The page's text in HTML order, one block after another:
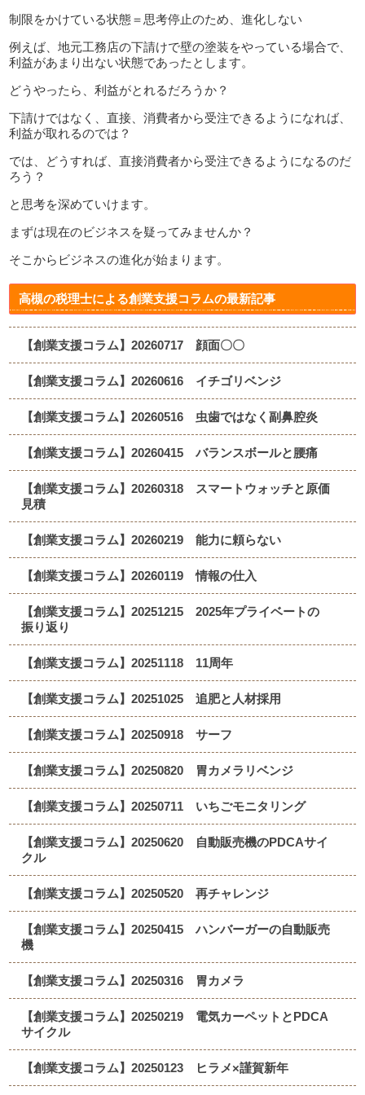
制限をかけている状態＝思考停止のため、進化しない
例えば、地元工務店の下請けで壁の塗装をやっている場合で、
利益があまり出ない状態であったとします。
どうやったら、利益がとれるだろうか？
下請けではなく、直接、消費者から受注できるようになれば、
利益が取れるのでは？
では、どうすれば、直接消費者から受注できるようになるのだ
ろう？
と思考を深めていけます。
まずは現在のビジネスを疑ってみませんか？
そこからビジネスの進化が始まります。
高槻の税理士による創業支援コラムの最新記事
【創業支援コラム】20260717 顔面〇〇
【創業支援コラム】20260616 イチゴリベンジ
【創業支援コラム】20260516 虫歯ではなく副鼻腔炎
【創業支援コラム】20260415 バランスボールと腰痛
【創業支援コラム】20260318 スマートウォッチと原価
見積
【創業支援コラム】20260219 能力に頼らない
【創業支援コラム】20260119 情報の仕入
【創業支援コラム】20251215 2025年プライベートの
振り返り
【創業支援コラム】20251118 11周年
【創業支援コラム】20251025 追肥と人材採用
【創業支援コラム】20250918 サーフ
【創業支援コラム】20250820 胃カメラリベンジ
【創業支援コラム】20250711 いちごモニタリング
【創業支援コラム】20250620 自動販売機のPDCAサイ
クル
【創業支援コラム】20250520 再チャレンジ
【創業支援コラム】20250415 ハンバーガーの自動販売
機
【創業支援コラム】20250316 胃カメラ
【創業支援コラム】20250219 電気カーペットとPDCA
サイクル
【創業支援コラム】20250123 ヒラメ×謹賀新年